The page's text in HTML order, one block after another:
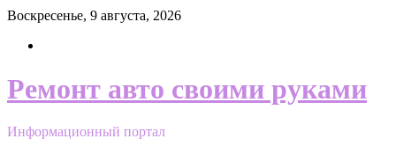
Воскресенье, 9 августа, 2026
Ремонт авто своими руками
Информационный портал